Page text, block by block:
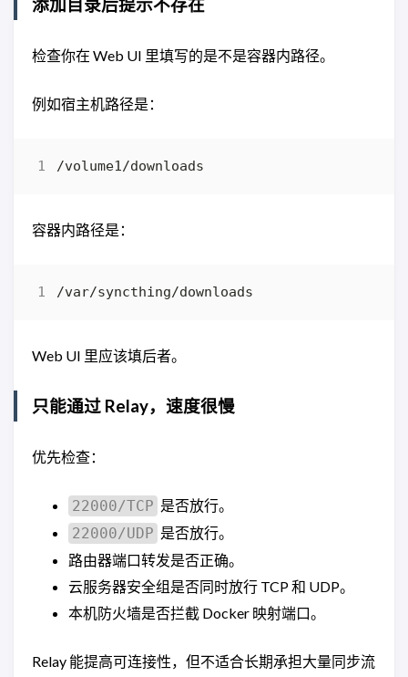
添加目录后提示不存在
检查你在 Web UI 里填写的是不是容器内路径。
例如宿主机路径是：
容器内路径是：
Web UI 里应该填后者。
只能通过 Relay，速度很慢
优先检查：
22000/TCP 是否放行。
22000/UDP 是否放行。
路由器端口转发是否正确。
云服务器安全组是否同时放行 TCP 和 UDP。
本机防火墙是否拦截 Docker 映射端口。
Relay 能提高可连接性，但不适合长期承担大量同步流